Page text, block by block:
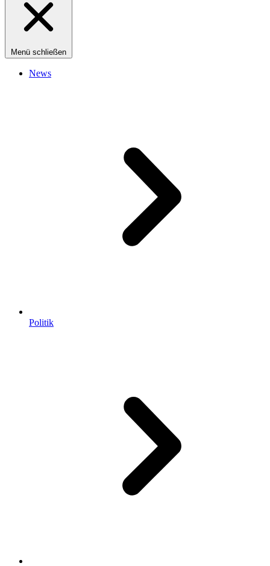
Menü schließen
News
Politik